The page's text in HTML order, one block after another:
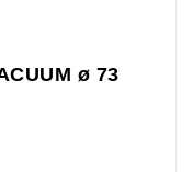
ø 73